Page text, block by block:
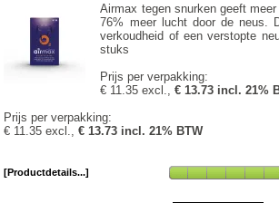
Airmax tegen snurken geeft
76% meer lucht door de neus.
verkoudheid of een verstopte
stuks
Prijs per verpakking:
€ 11.35 excl.,€ 13.73 incl. 21%
Prijs per verpakking:
€ 11.35 excl.,€ 13.73 incl. 21% BTW
[Productdetails...]